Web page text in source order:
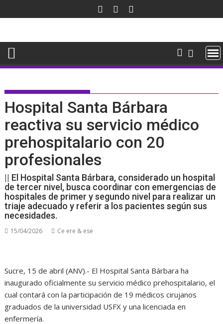
al
Hospital Santa Bárbara
reactiva su servicio médico
prehospitalario con 20
profesionales
|| El Hospital Santa Bárbara, considerado un hospital
de tercer nivel, busca coordinar con emergencias de
hospitales de primer y segundo nivel para realizar un
triaje adecuado y referir a los pacientes según sus
necesidades.
15/04/2026 Ce ere & ese
Sucre, 15 de abril (ANV).- El Hospital Santa Bárbara ha
inaugurado oficialmente su servicio médico prehospitalario, el
cual contará con la participación de 19 médicos cirujanos
graduados de la universidad USFX y una licenciada en
enfermería.